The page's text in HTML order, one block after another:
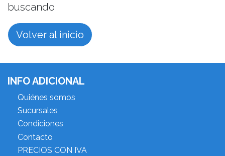
buscando
Volver al inicio
INFO ADICIONAL
Quiénes somos
Sucursales
Condiciones
Contacto
PRECIOS CON IVA